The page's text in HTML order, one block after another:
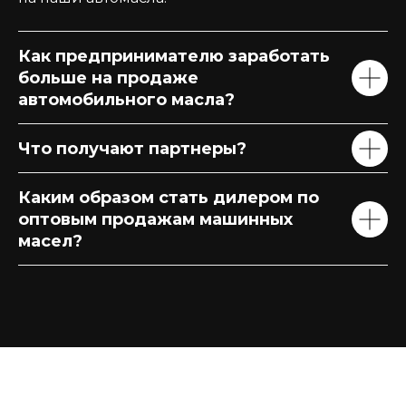
Как предпринимателю заработать
больше на продаже
автомобильного масла?
Что получают партнеры?
Каким образом стать дилером по
оптовым продажам машинных
масел?